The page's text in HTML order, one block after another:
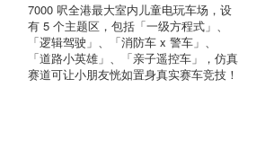
7000 呎全港最大室内儿童电玩车场，设
有 5 个主题区，包括「一级方程式」、
「逻辑驾驶」、「消防车 x 警车」、
「道路小英雄」、「亲子遥控车」，仿真
赛道可让小朋友恍如置身真实赛车竞技！